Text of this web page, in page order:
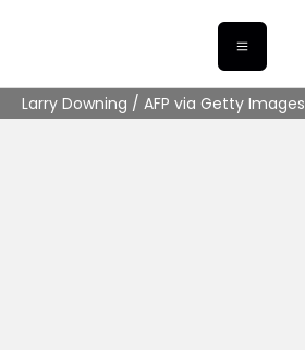
Larry Downing / AFP via Getty Images